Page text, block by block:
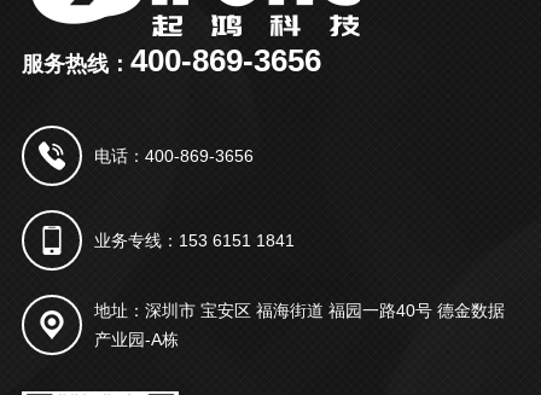
服务热线： 400-869-3656
电话：400-869-3656
业务专线：153 6151 1841
地址：深圳市 宝安区 福海街道 福园一路40号 德金数据
产业园-A栋